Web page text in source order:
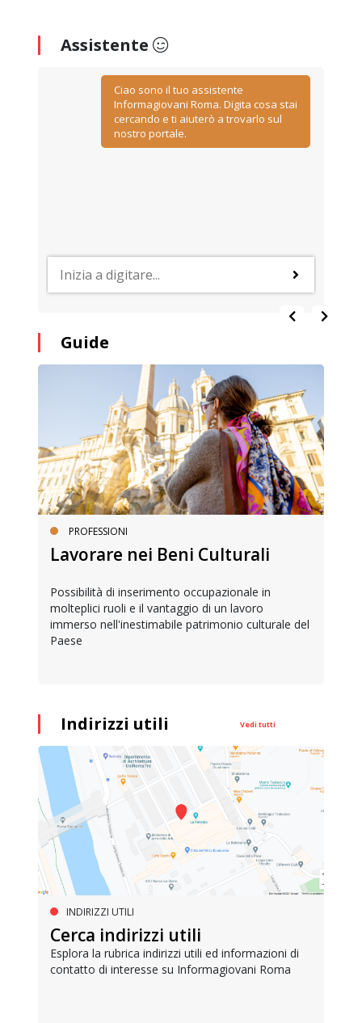
Assistente
Ciao sono il tuo assistente
Informagiovani Roma. Digita cosa stai
cercando e ti aiuterò a trovarlo sul
nostro portale.
Guide
PROFESSIONI
Lavorare nei Beni Culturali
Possibilità di inserimento occupazionale in
molteplici ruoli e il vantaggio di un lavoro
immerso nell'inestimabile patrimonio culturale del
Paese
Indirizzi utili Vedi tutti
INDIRIZZI UTILI
Cerca indirizzi utili
Esplora la rubrica indirizzi utili ed informazioni di
contatto di interesse su Informagiovani Roma